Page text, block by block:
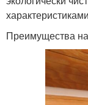
Преимущества